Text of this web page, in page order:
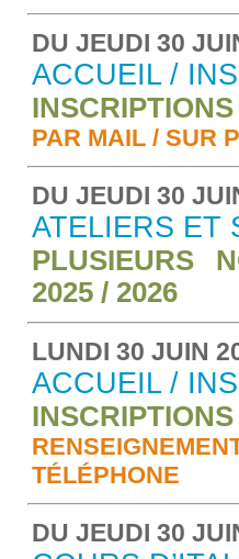
DU JEUDI 30
ACCUEIL /
PAR MAIL / SUR
DU JEUDI 30
ATELIERS ET
PLUSIEURS
2025 / 2026
LUNDI 30 JUIN
ACCUEIL /
TÉLÉPHONE
DU JEUDI 30